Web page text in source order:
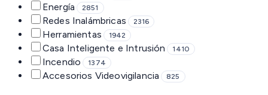
Energía 2851
Redes Inalámbricas 2316
Herramientas 1942
Casa Inteligente e Intrusión 1410
Incendio 1374
Accesorios Videovigilancia 825